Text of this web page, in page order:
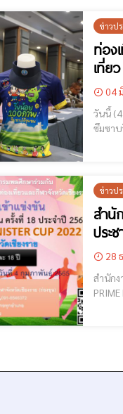
ข่าวป
ท่อง
เที่ย
04
วันนี้
ซึมซาบวิถีชุมชน” [cmruncode name="GoogleADS"]
ข่าวป
สำนั
ประ
28
สำนัก
PRIME